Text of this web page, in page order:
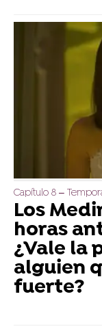
Capítulo 8 –
Los
horas
¿Vale la
alguien
fuerte?